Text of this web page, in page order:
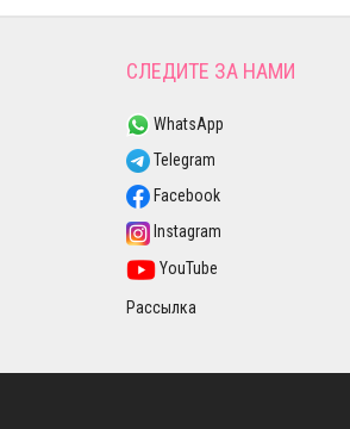
СЛЕДИТЕ ЗА НАМИ
WhatsApp
Telegram
Facebook
Instagram
YouTube
Рассылка